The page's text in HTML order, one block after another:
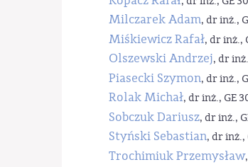
Milczarek Adam, dr inż.,
Miśkiewicz Rafał, dr inż.,
Olszewski Andrzej, dr
Piasecki Szymon, dr inż.,
Rolak Michał, dr inż., GE
Sobczuk Dariusz, dr inż.,
Styński Sebastian, dr inż.,
Trochimiuk Przemysław